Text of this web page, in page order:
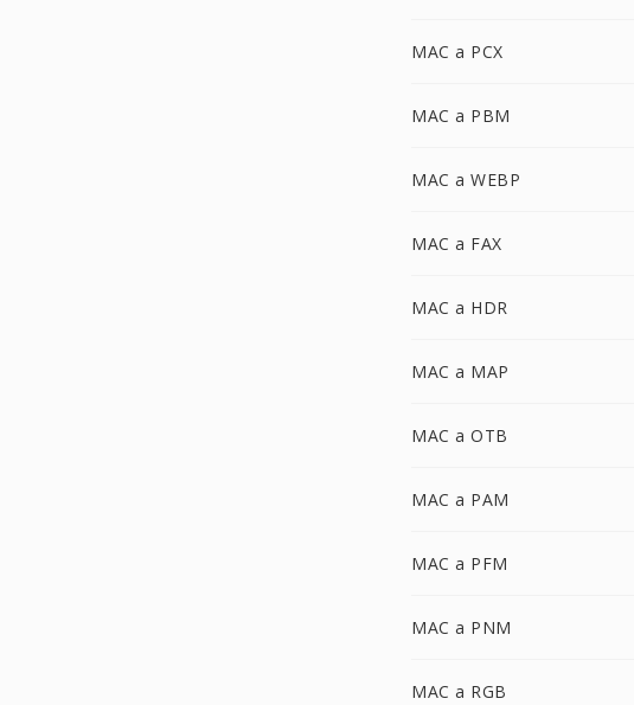
MAC a PCX
MAC a PBM
MAC a WEBP
MAC a FAX
MAC a HDR
MAC a MAP
MAC a OTB
MAC a PAM
MAC a PFM
MAC a PNM
MAC a RGB